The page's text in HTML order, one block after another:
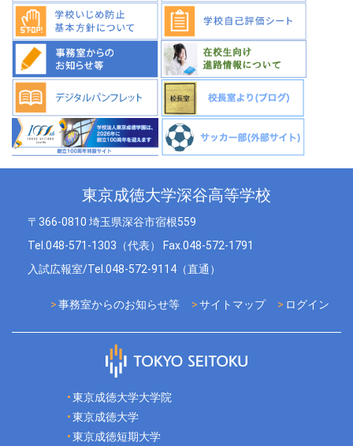
東京成徳大学深谷高等学校
〒366-0810 埼玉県深谷市宿根559
Tel.048-571-1303（代表） Fax.048-572-1791
入試広報室/Tel.048-572-9114（直通）
ログイン
サイトマップ
事務室からのお知らせ等
東京成徳大学大学院
東京成徳大学
東京成徳短期大学